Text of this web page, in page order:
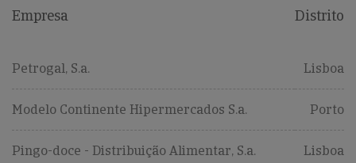
Empresa Distrito
Petrogal, S.a. Lisboa
Modelo Continente Hipermercados S.a. Porto
Pingo-doce - Distribuição Alimentar, S.a. Lisboa